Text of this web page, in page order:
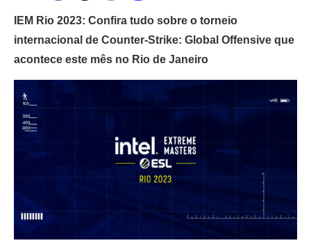
IEM Rio 2023: Confira tudo sobre o torneio
internacional de Counter-Strike: Global Offensive que
acontece este mês no Rio de Janeiro